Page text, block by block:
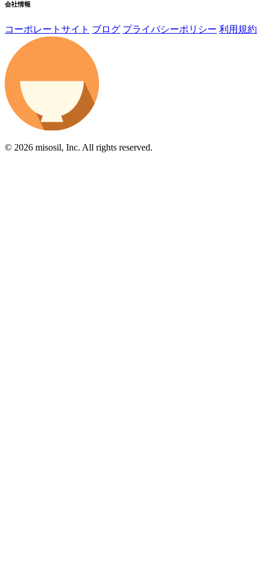
会社情報
コーポレートサイト ブログ プライバシーポリシー 利用規約
© 2026 misosil, Inc. All rights reserved.